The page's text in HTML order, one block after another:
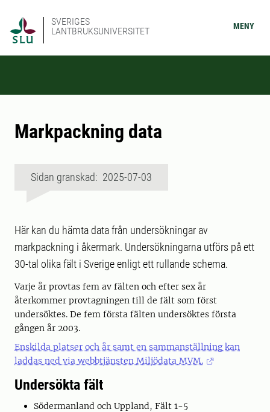
SVERIGES
LANTBRUKSUNIVERSITET
MENY
Markpackning data
Sidan granskad: 2025-07-03
Här kan du hämta data från undersökningar av
markpackning i åkermark. Undersökningarna utförs på ett
30-tal olika fält i Sverige enligt ett rullande schema.
Varje år provtas fem av fälten och efter sex år
återkommer provtagningen till de fält som först
undersöktes. De fem första fälten undersöktes första
gången år 2003.
Enskilda platser och år samt en sammanställning kan
laddas ned via webbtjänsten Miljödata MVM.
Undersökta fält
Södermanland och Uppland, Fält 1-5